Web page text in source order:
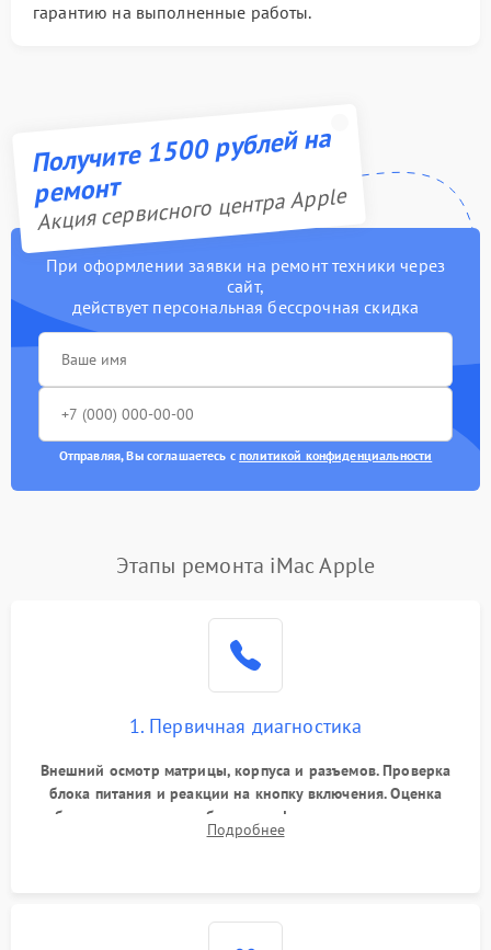
гарантию на выполненные работы.
Получите 1500 рублей на
ремонт
Акция сервисного центра Apple
При оформлении заявки на ремонт техники через
сайт,
действует персональная бессрочная скидка
Отправляя, Вы соглашаетесь сполитикой конфиденциальности
Этапы ремонта iMac Apple
1. Первичная диагностика
Внешний осмотр матрицы, корпуса и разъемов. Проверка
блока питания и реакции на кнопку включения. Оценка
изображения, звука и работы периферии для сужения круга
возможных неисправностей перед вскрытием.
Подробнее